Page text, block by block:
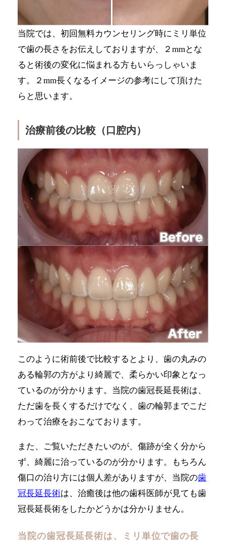
当院では、初回無料カウンセリング時にミリ単位
で歯の長さをお伝えしておりますが、２mmとな
ると術後の変化に悩まれる方もいらっしゃいま
す。２mm長くなるイメージの参考にして頂けた
らと思います。
治療前後の比較（口腔内）
このように術前後で比較するとより、歯の丸みの
ある輪郭の方がより綺麗で、柔らかい印象となっ
ているのが分かります。当院の歯冠長延長術は、
ただ歯を長くするだけでなく、歯の輪郭までこだ
わって治療をおこなております。
また、ご覧いただきたいのが、傷跡が全く分から
ず、綺麗に治っているのが分かります。もちろん
傷口の治り方には個人差がありますが、当院の歯
冠長延長術は、治癒後は他の歯科医師が見ても歯
冠長延長術をしたかどうかは分かりません。
当院の歯冠長延長術は、ミリ単位で歯の長